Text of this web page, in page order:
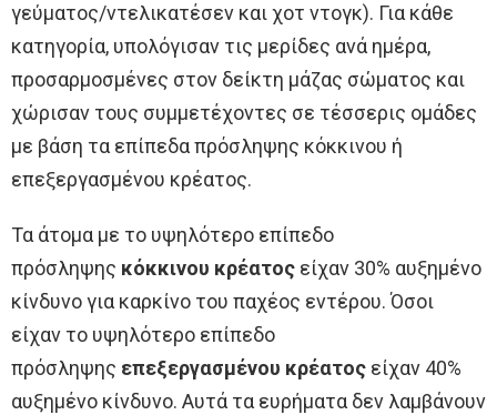
γεύματος/ντελικατέσεν και χοτ ντογκ). Για κάθε
κατηγορία, υπολόγισαν τις μερίδες ανά ημέρα,
προσαρμοσμένες στον δείκτη μάζας σώματος και
χώρισαν τους συμμετέχοντες σε τέσσερις ομάδες
με βάση τα επίπεδα πρόσληψης κόκκινου ή
επεξεργασμένου κρέατος.
Τα άτομα με το υψηλότερο επίπεδο
πρόσληψης κόκκινου κρέατος είχαν 30% αυξημένο
κίνδυνο για καρκίνο του παχέος εντέρου. Όσοι
είχαν το υψηλότερο επίπεδο
πρόσληψης επεξεργασμένου κρέατος είχαν 40%
αυξημένο κίνδυνο. Αυτά τα ευρήματα δεν λαμβάνουν